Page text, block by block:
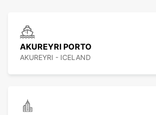
AKUREYRI PORTO
AKUREYRI - ICELAND